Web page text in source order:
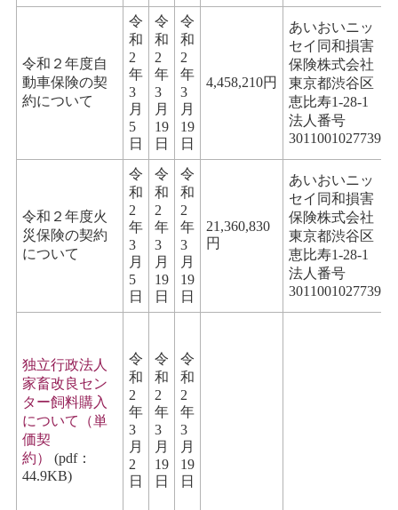
令和２年度自
動車保険の契
約について
令
和
2
年
3
月
5
日
令
和
2
年
3
月
19
日
令
和
2
年
3
月
19
日
4,458,210円
あいおいニッ
セイ同和損害
保険株式会社
東京都渋谷区
恵比寿1-28-1
法人番号
3011001027739
令和２年度火
災保険の契約
について
令
和
2
年
3
月
5
日
令
和
2
年
3
月
19
日
令
和
2
年
3
月
19
日
21,360,830
円
あいおいニッ
セイ同和損害
保険株式会社
東京都渋谷区
恵比寿1-28-1
法人番号
3011001027739
独立行政法人
家畜改良セン
ター飼料購入
について（単
価契
約）
(pdf：
44.9KB)
令
和
2
年
3
月
2
日
令
和
2
年
3
月
19
日
令
和
2
年
3
月
19
日